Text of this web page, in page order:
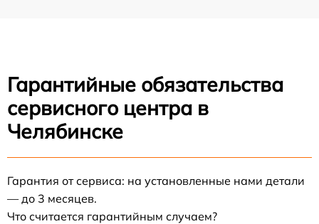
Гарантийные обязательства
сервисного центра в
Челябинске
Гарантия от сервиса: на установленные нами детали
— до 3 месяцев.
Что считается гарантийным случаем?